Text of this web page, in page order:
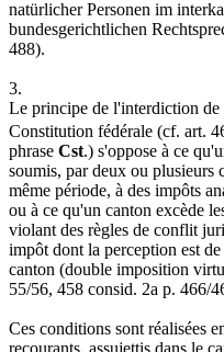
natürlicher Personen im
bundesgerichtlichen
488).
3.
Le principe de l'interdiction
Constitution fédérale (cf. art.
phrase Cst.) s'oppose à ce
soumis, par deux ou plusieurs
même période, à des impôts
ou à ce qu'un canton excède
violant des règles de conflit
impôt dont la perception est
canton (double imposition
55/56, 458 consid. 2a p. 466/
Ces conditions sont réalisées
recourants, assujettis dans le